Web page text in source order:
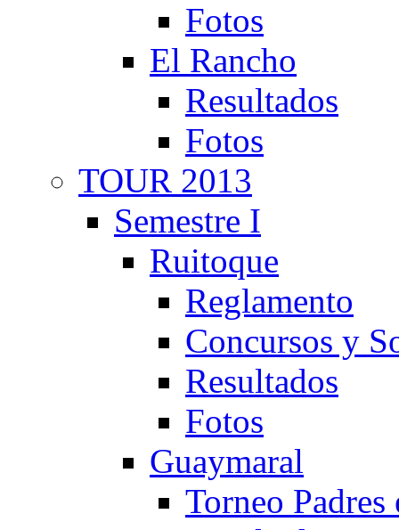
Fotos
El Rancho
Resultados
Fotos
TOUR 2013
Semestre I
Ruitoque
Reglamento
Concursos y
Resultados
Fotos
Guaymaral
Torneo